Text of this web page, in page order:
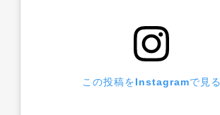
この投稿をInstagramで見る